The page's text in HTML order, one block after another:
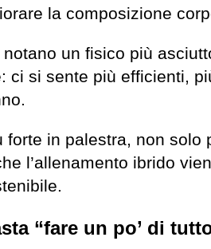
la composizione
un fisico più
ci si sente più efficienti,
in palestra, non solo
l’allenamento ibrido
“fare un po’ di